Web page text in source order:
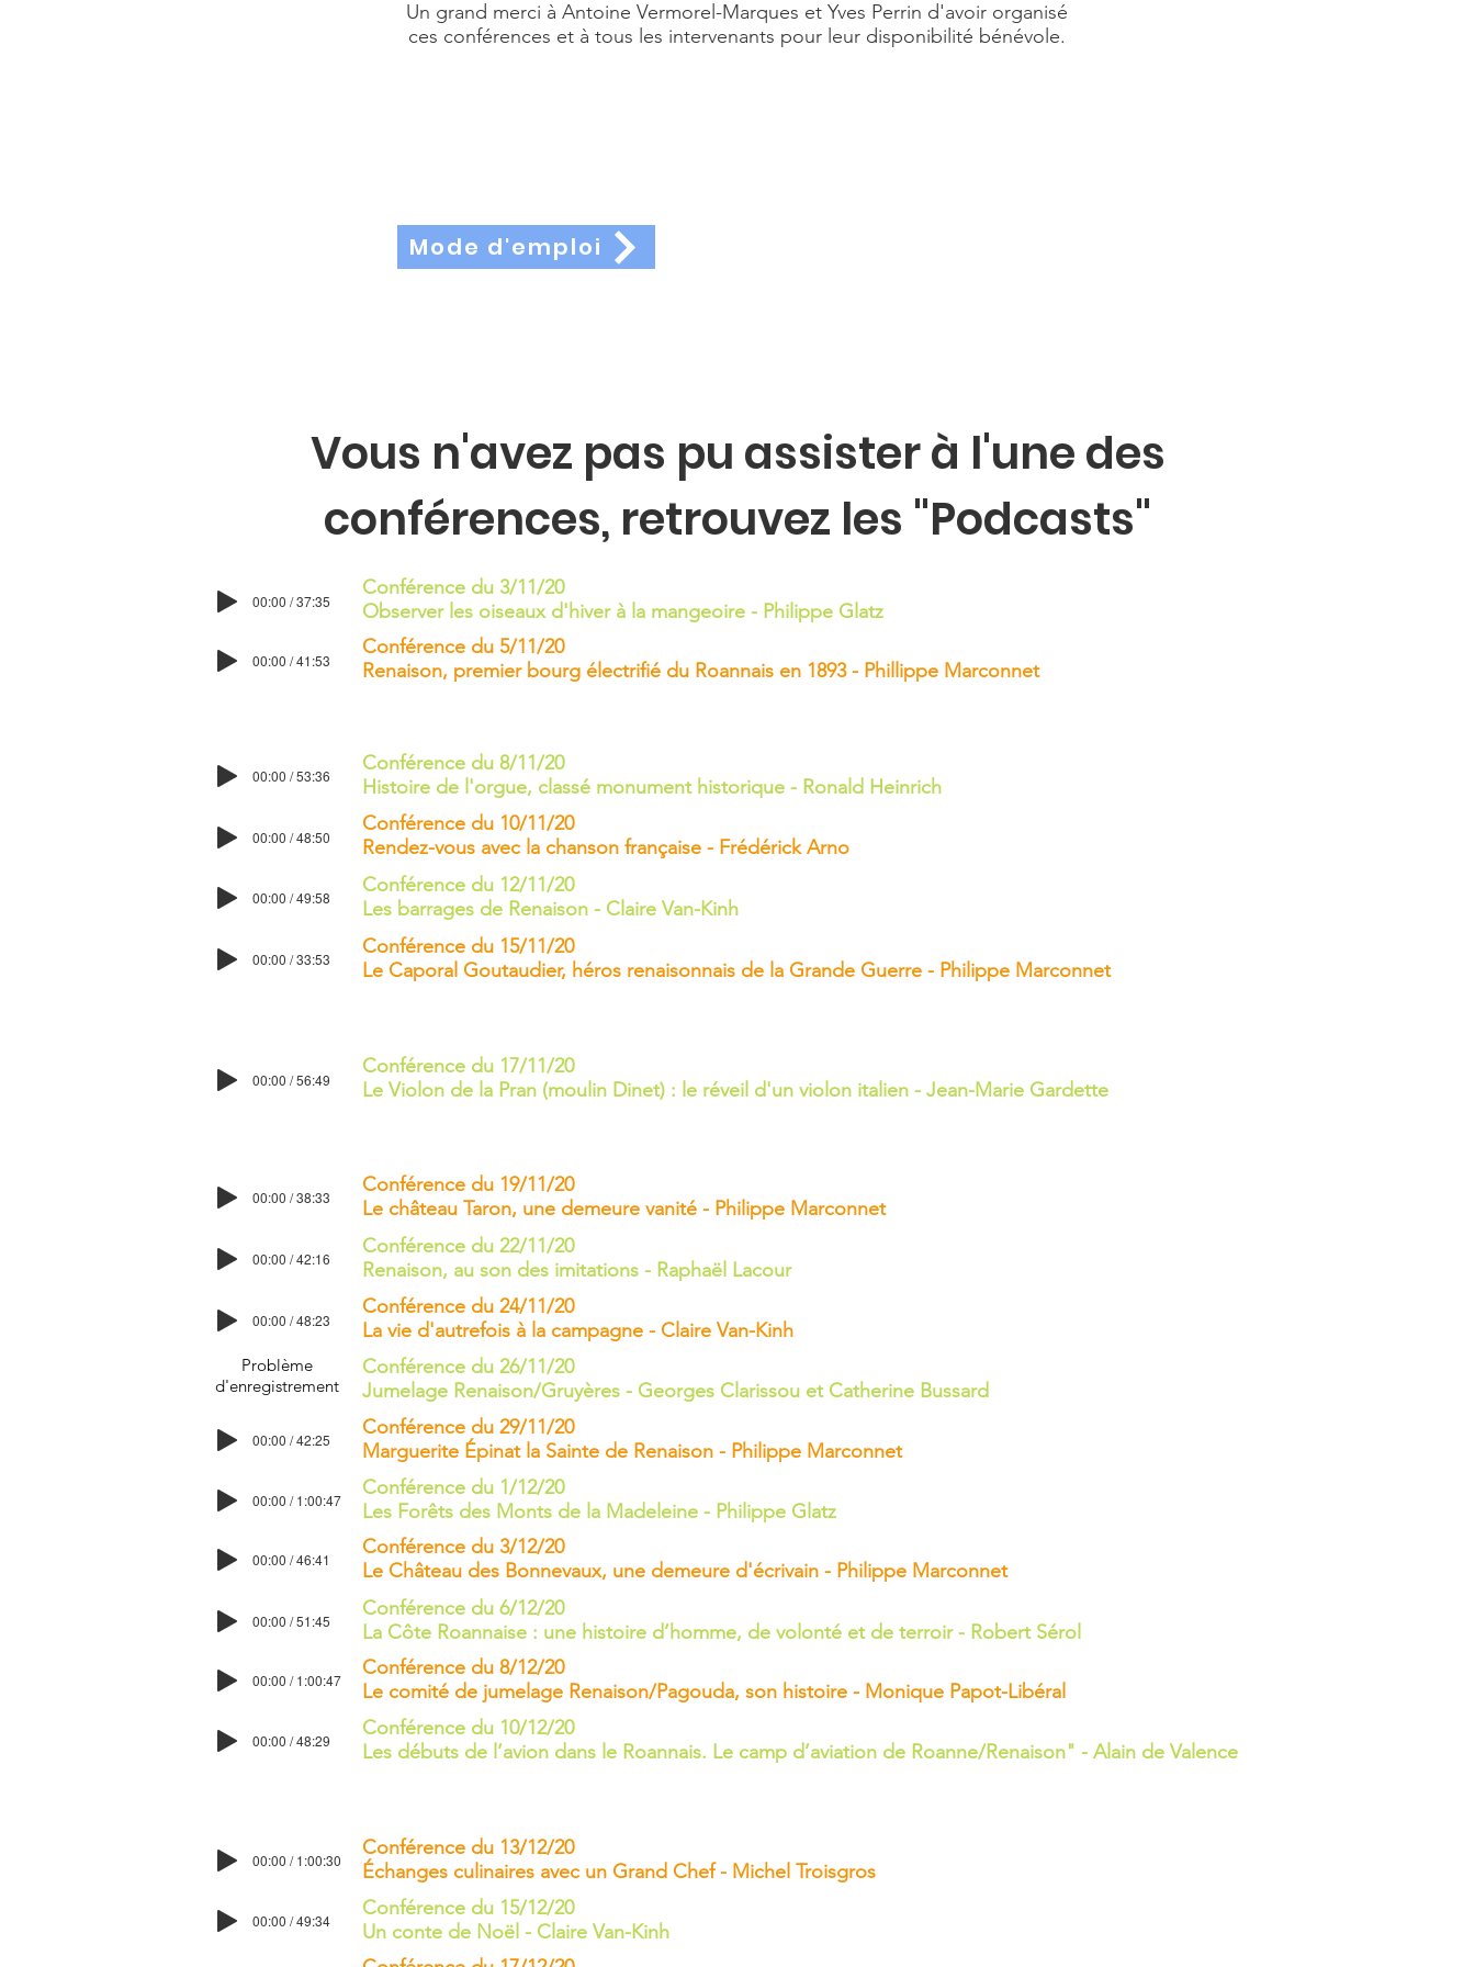
Un grand merci à Antoine Vermorel-Marques et Yves Perrin d'avoir organisé
ces conférences et à tous les intervenants pour leur disponibilité bénévole.
Mode d'emploi
Vous n'avez pas pu assister à l'une des
conférences, retrouvez les "Podcasts"
00:00 / 37:35
Conférence du 3/11/20
Observer les oiseaux d'hiver à la mangeoire - Philippe Glatz​
00:00 / 41:53
Conférence du 5/11/20
Renaison, premier bourg électrifié du Roannais en 1893 - Phillippe Marconnet
00:00 / 53:36
Conférence du 8/11/20
Histoire de l'orgue, classé monument historique - Ronald Heinrich
00:00 / 48:50
​Conférence du 10/11/20
Rendez-vous avec la chanson française - Frédérick Arno
00:00 / 49:58
Conférence du 12/11/20
Les barrages de Renaison - Claire Van-Kinh
00:00 / 33:53
Conférence du 15/11/20
Le Caporal Goutaudier, héros renaisonnais de la Grande Guerre - Philippe Marconnet
00:00 / 56:49
Conférence du 17/11/20
Le Violon de la Pran (moulin Dinet) : le réveil d'un violon italien - Jean-Marie Gardette
00:00 / 38:33
Conférence du 19/11/20
Le château Taron, une demeure vanité - Philippe Marconnet
00:00 / 42:16
Conférence du 22/11/20
Renaison, au son des imitations - Raphaël Lacour
00:00 / 48:23
Conférence du 24/11/20
La vie d'autrefois à la campagne - Claire Van-Kinh
Problème
d'enregistrement
Conférence du 26/11/20
Jumelage Renaison/Gruyères - Georges Clarissou et Catherine Bussard
00:00 / 42:25
Conférence du 29/11/20
Marguerite Épinat la Sainte de Renaison - Philippe Marconnet
00:00 / 1:00:47
Conférence du 1/12/20
Les Forêts des Monts de la Madeleine - Philippe Glatz
00:00 / 46:41
Conférence du 3/12/20
Le Château des Bonnevaux, une demeure d'écrivain - Philippe Marconnet
00:00 / 51:45
Conférence du 6/12/20
La Côte Roannaise : une histoire d’homme, de volonté et de terroir - Robert Sérol
00:00 / 1:00:47
Conférence du 8/12/20
Le comité de jumelage Renaison/Pagouda, son histoire - Monique Papot-Libéral
00:00 / 48:29
Conférence du 10/12/20
Les débuts de l’avion dans le Roannais. Le camp d’aviation de Roanne/Renaison" - Alain de Valence
00:00 / 1:00:30
Conférence du 13/12/20
Échanges culinaires avec un Grand Chef - Michel Troisgros
00:00 / 49:34
Conférence du 15/12/20
Un conte de Noël - Claire Van-Kinh